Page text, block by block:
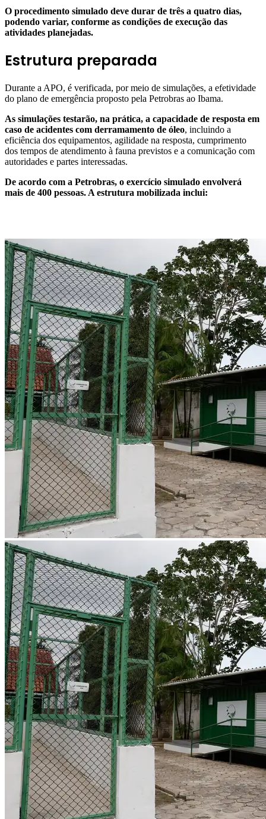
O procedimento simulado deve durar de três a quatro dias,
podendo variar, conforme as condições de execução das
atividades planejadas.
Estrutura preparada
Durante a APO, é verificada, por meio de simulações, a efetividade
do plano de emergência proposto pela Petrobras ao Ibama.
As simulações testarão, na prática, a capacidade de resposta em
caso de acidentes com derramamento de óleo, incluindo a
eficiência dos equipamentos, agilidade na resposta, cumprimento
dos tempos de atendimento à fauna previstos e a comunicação com
autoridades e partes interessadas.
De acordo com a Petrobras, o exercício simulado envolverá
mais de 400 pessoas. A estrutura mobilizada inclui: